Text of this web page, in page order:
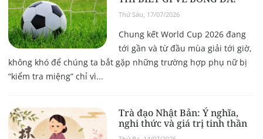
Thứ Sáu, 17/07/2026
Chung kết World Cup 2026 đang
tới gần và từ đầu mùa giải tới giờ,
không khó để chúng ta bắt gặp những trường hợp phụ nữ bị
“kiểm tra miệng” chỉ vì...
Trà đạo Nhật Bản: Ý nghĩa,
nghi thức và giá trị tinh thần